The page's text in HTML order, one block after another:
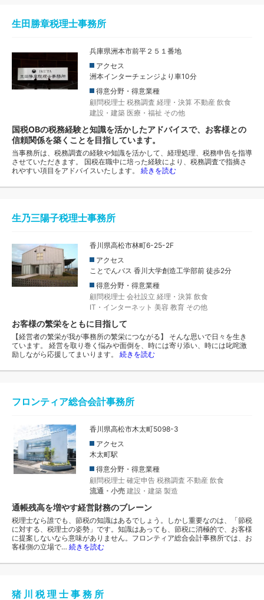
生田勝章税理士事務所
兵庫県洲本市前平２５１番地
アクセス
洲本インターチェンジより車10分
得意分野・得意業種
顧問税理士 税務調査 経理・決算 不動産 飲食
建設・建築 医療・福祉 その他
国税OBの税務経験と知識を活かしたアドバイスで、お客様との
信頼関係を築くことを目指しています。
当事務所は、税務調査の経験や知識を活かして、経理処理、税務申告を指導
させていただきます。 国税在職中に培った経験により、税務調査で指摘さ
れやすい項目をアドバイスいたします。 続きを読む
生乃三陽子税理士事務所
香川県高松市林町6-25-2F
アクセス
ことでんバス 香川大学創造工学部前 徒歩2分
得意分野・得意業種
顧問税理士 会社設立 経理・決算 飲食
IT・インターネット 美容 教育 その他
お客様の繁栄をともに目指して
【経営者の繁栄が我が事務所の繁栄につながる】 そんな思いで日々を生き
ています。 経営を取り巻く悩みや面倒を、時には寄り添い、時には叱咤激
励しながら応援してまいります。 続きを読む
フロンティア総合会計事務所
香川県高松市木太町5098-3
アクセス
木太町駅
得意分野・得意業種
顧問税理士 確定申告 税務調査 不動産 飲食
流通・小売 建設・建築 製造
通帳残高を増やす経営財務のブレーン
税理士なら誰でも、節税の知識はあるでしょう。しかし重要なのは、「節税
に対する、税理士の姿勢」です。知識はあっても、節税に消極的で、お客様
に提案しないなら意味がありません。フロンティア総合会計事務所では、お
客様側の立場で… 続きを読む
猪 川 税 理 士 事 務 所